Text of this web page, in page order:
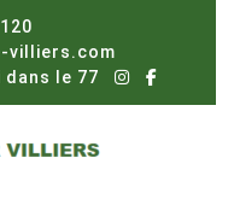
villiers.com
dans le 77